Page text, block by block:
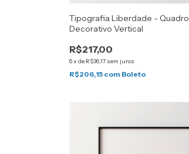
Tipografia Liberdade - Quadro
Decorativo Vertical
R$217,00
6x de R$36,17 sem juros
R$206,15 com Boleto